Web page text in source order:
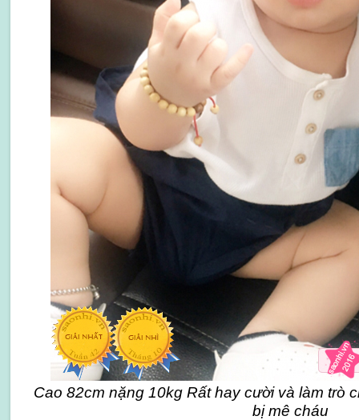
Cao 82cm nặng 10kg Rất hay cười và làm trò
bị mê cháu